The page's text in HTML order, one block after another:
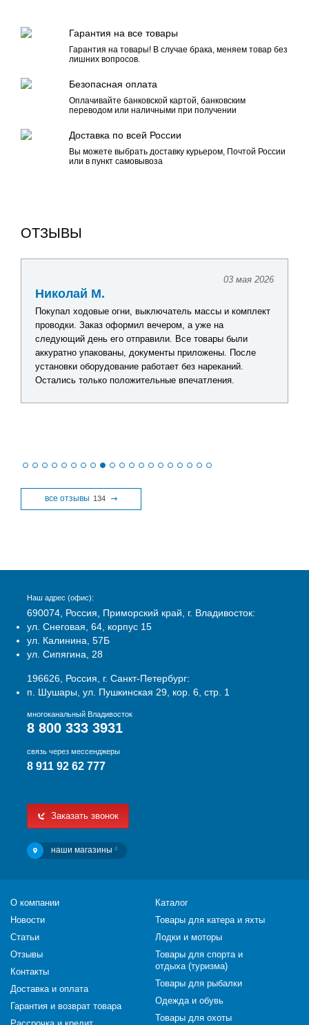
Гарантия на все товары
Гарантия на товары! В случае брака, меняем товар без
лишних вопросов.
Безопасная оплата
Оплачивайте банковской картой, банковским
переводом или наличными при получении
Доставка по всей России
Вы можете выбрать доставку курьером, Почтой России
или в пункт самовывоза
ОТЗЫВЫ
03 мая 2026
Николай М.
Покупал ходовые огни, выключатель массы и комплект
проводки. Заказ оформил вечером, а уже на
следующий день его отправили. Все товары были
аккуратно упакованы, документы приложены. После
установки оборудование работает без нареканий.
Остались только положительные впечатления.
все отзывы 134
Наш адрес (офис):
690074, Россия, Приморский край, г. Владивосток:
ул. Снеговая, 64, корпус 15
ул. Калинина, 57Б
ул. Сипягина, 28
196626, Россия, г. Санкт-Петербург:
п. Шушары, ул. Пушкинская 29, кор. 6, стр. 1
многоканальный Владивосток
8 800 333 3931
связь через мессенджеры
8 911 92 62 777
Заказать звонок
наши магазины 4
О компании
Новости
Статьи
Отзывы
Контакты
Доставка и оплата
Гарантия и возврат товара
Каталог
Товары для катера и яхты
Лодки и моторы
Товары для спорта и
отдыха (туризма)
Товары для рыбалки
Одежда и обувь
Товары для охоты